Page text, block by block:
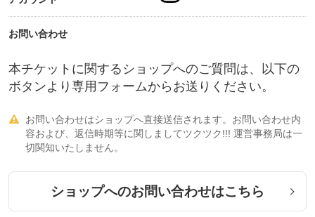
お問い合わせ
本チケットに関するショップへのご質問は、以下の
ボタンより専用フォームからお送りください。

お問い合わせはショップへ直接送信されます。お問い合わせ内
容および、返信時期等に関しましてツクツク!!! 運営事務局は一
切関知いたしません。
ショップへのお問い合わせはこちら